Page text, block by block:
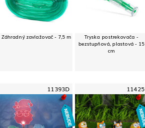
Záhradný zavlažovač - 7,5 m Tryska postrekovača -
bezstupňová, plastová - 15
cm
11393D 11425